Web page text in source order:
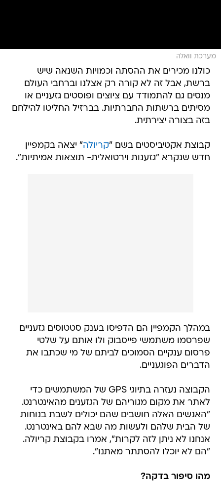
מערכת וואלה
כולנו מכירים את ההסתה וכמויות השנאה שיש
ברשת, אבל זה לא קורה רק אצלנו וברחבי העולם
מנסים גם להתמודד עם ציוצים ופוסטים גזעניים או
מסיתים ברשתות החברתיות. בברזיל החליטו להילחם
בזה בצורה יצירתית.
קבוצת אקטיביסטים בשם "קריולה" יצאה בקמפיין
חדש שנקרא "גזענות וירטואלית- תוצאות אמיתיות".
במהלך הקמפיין הם הדפיסו בענק סטטוסים גזעניים
שפרסמו משתמשי פייסבוק ולו אותם על שלטי
פרסום ענקיים הסמוכים לביתם של מי שכתבו את
הדברים הפוגעניים.
הקבוצה נעזרה בתיוגי GPS של המשתמשים כדי
לאתר את מקום מגוריהם של הגזענים מהאינטרנט.
"האנשים האלה חושבים שהם יכולים לשבת בנוחות
של הבית שלהם ולעשות מה שבא להם באינטרנט.
אנחנו לא ניתן לזה לקרות", אמרו בקבוצת קריולה.
"הם לא יוכלו להסתתר מאתנו".
מהו סיפור בדקה?